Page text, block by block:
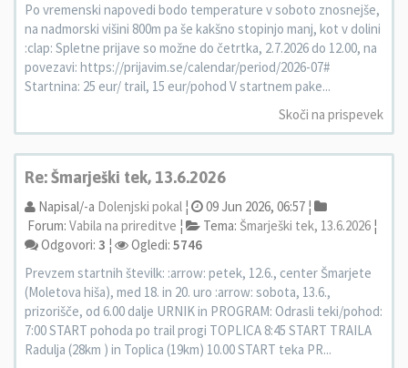
Po vremenski napovedi bodo temperature v soboto znosnejše,
na nadmorski višini 800m pa še kakšno stopinjo manj, kot v dolini
:clap: Spletne prijave so možne do četrtka, 2.7.2026 do 12.00, na
povezavi: https://prijavim.se/calendar/period/2026-07#
Startnina: 25 eur/ trail, 15 eur/pohod V startnem pake...
Skoči na prispevek
Re: Šmarješki tek, 13.6.2026
Napisal/-a Dolenjski pokal ¦
09 Jun 2026, 06:57 ¦
Forum: Vabila na prireditve ¦ Tema: Šmarješki tek, 13.6.2026 ¦
Odgovori: 3 ¦ Ogledi: 5746
Prevzem startnih številk: :arrow: petek, 12.6., center Šmarjete
(Moletova hiša), med 18. in 20. uro :arrow: sobota, 13.6.,
prizorišče, od 6.00 dalje URNIK in PROGRAM: Odrasli teki/pohod:
7:00 START pohoda po trail progi TOPLICA 8:45 START TRAILA
Radulja (28km ) in Toplica (19km) 10.00 START teka PR...